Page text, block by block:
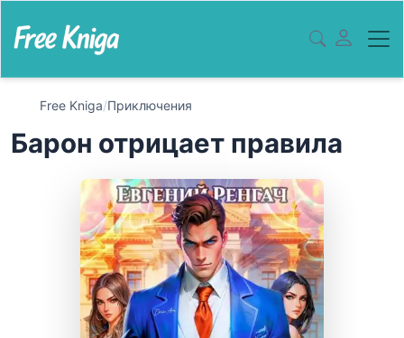
Free Kniga/Приключения
Барон отрицает правила